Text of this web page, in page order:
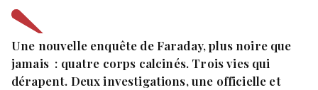
Une nouvelle enquête de Faraday, plus noire que
jamais : quatre corps calcinés. Trois vies qui
dérapent. Deux investigations, une officielle et